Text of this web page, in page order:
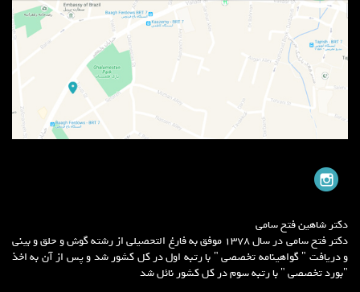
دکتر شاهین فتح سامی
دکتر فتح سامی در سال 1378 موفق به فارغ التحصیلی از رشته گوش و حلق و بینی
و دریافت " گواهینامه تخصصی " با رتبه اول در کل کشور شد و پس از آن به اخذ
"بورد تخصصی " با رتبه سوم در کل کشور نائل شد